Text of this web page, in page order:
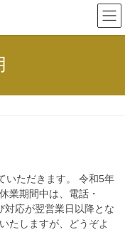
いただきます。 令和5年
業期間中は、電話・
対応が翌営業日以降とな
たしますが、どうぞよ